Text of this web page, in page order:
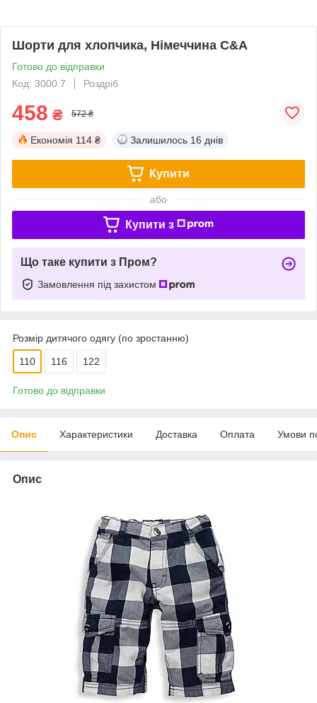
Шорти для хлопчика, Німеччина C&A
Готово до відправки
Код: 3000.7
Роздріб
458 ₴ 572 ₴
Економія 114 ₴ Залишилось 16 днів
Купити
або
Купити з
Що таке купити з Пром?
Замовлення під захистом
Розмір дитячого одягу (по зростанню)
110 116 122
Готово до відправки
Опис Характеристики Доставка Оплата Умови
Опис